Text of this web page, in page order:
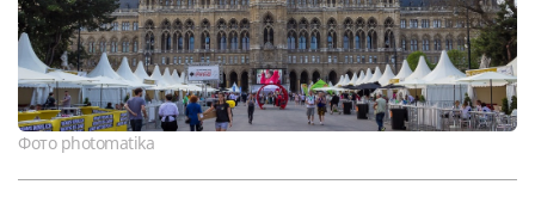
Фото photomatika